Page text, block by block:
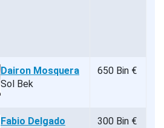
Dairon Mosquera
Sol Bek
650 Bin €
Fabio Delgado
300 Bin €